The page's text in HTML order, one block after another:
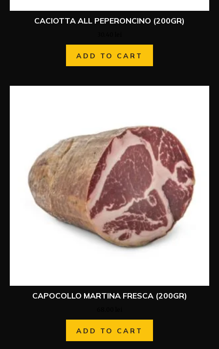
CACIOTTA ALL PEPERONCINO (200GR)
ADD TO CART
CAPOCOLLO MARTINA FRESCA (200GR)
ADD TO CART